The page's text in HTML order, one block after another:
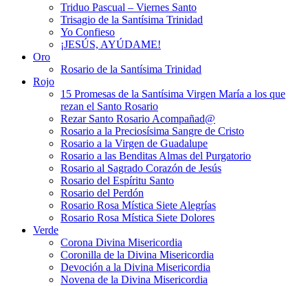
Triduo Pascual – Viernes Santo
Trisagio de la Santísima Trinidad
Yo Confieso
¡JESÚS, AYÚDAME!
Oro
Rosario de la Santísima Trinidad
Rojo
15 Promesas de la Santísima Virgen María a los que
rezan el Santo Rosario
Rezar Santo Rosario Acompañad@
Rosario a la Preciosísima Sangre de Cristo
Rosario a la Virgen de Guadalupe
Rosario a las Benditas Almas del Purgatorio
Rosario al Sagrado Corazón de Jesús
Rosario del Espíritu Santo
Rosario del Perdón
Rosario Rosa Mística Siete Alegrías
Rosario Rosa Mística Siete Dolores
Verde
Corona Divina Misericordia
Coronilla de la Divina Misericordia
Devoción a la Divina Misericordia
Novena de la Divina Misericordia